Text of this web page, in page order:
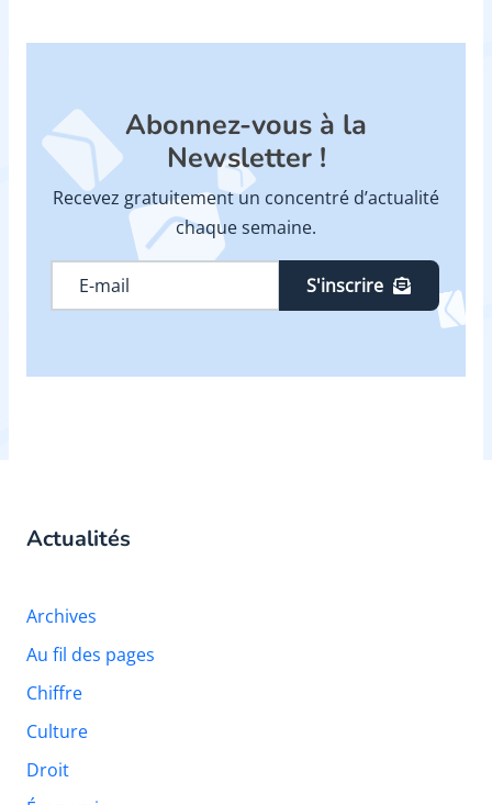
Abonnez-vous à la
Newsletter !
Recevez gratuitement un concentré d’actualité
chaque semaine.
S'inscrire
Actualités
Archives
Au fil des pages
Chiffre
Culture
Droit